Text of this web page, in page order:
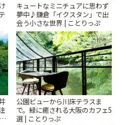
キュートなミニチュアに思わず
夢中♪鎌倉「イクスタン」で出
会う小さな世界 | ことりっぷ
公園ビューから川床テラスま
で。緑に癒される大阪のカフェ5
選 | ことりっぷ